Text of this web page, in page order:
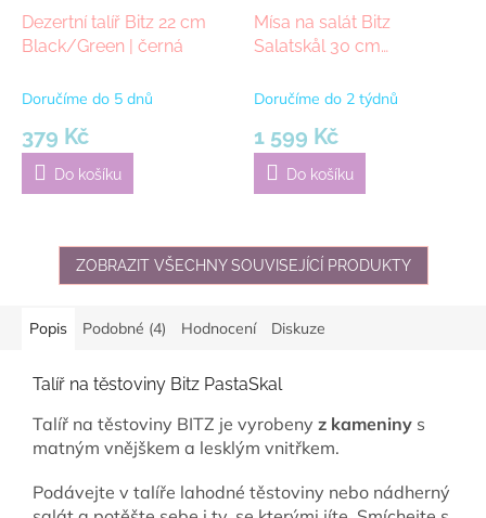
Dezertní talíř Bitz 22 cm
Black/Green | černá
Doručíme do 5 dnů
379 Kč
Do košíku
Mísa na salát Bitz
Salatskål 30 cm
Doručíme do 2 týdnů
1 599 Kč
Do košíku
ZOBRAZIT VŠECHNY SOUVISEJÍCÍ PRODUKTY
Popis Podobné (4) Hodnocení Diskuze
Talíř na těstoviny Bitz PastaSkal
Talíř na těstoviny BITZ je vyrobeny z kameniny s
matným vnějškem a lesklým vnitřkem.
Podávejte v talíře lahodné těstoviny nebo nádherný